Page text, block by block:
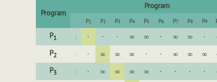
Program
Program
p1 p2 p3 p4 p5 p6 p7 p8 p9
P1 : · · · ∞ ∞ · ∞ ∞ ·
P2 : · ∞ ∞ ∞ · · ∞ ∞ ∞
P3 : · ∞ ∞ ∞ ∞ · · · ·